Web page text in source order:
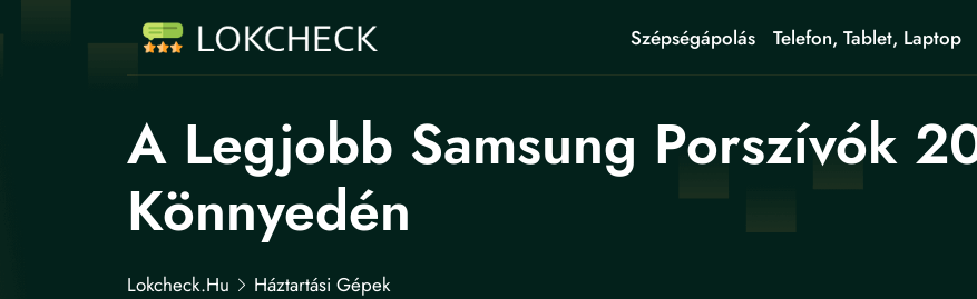
Szépségápolás Telefon, Tablet, Laptop
A Legjobb Samsung Porszívók
Könnyedén
Lokcheck.hu Háztartási Gépek